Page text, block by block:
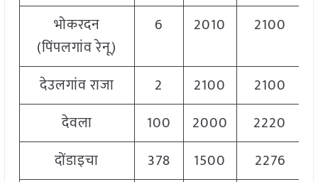
भोकरदन
(पिंपलगांव रेनू)
6 2010 2100
देउलगांव राजा 2 2100 2100
देवला
100 2000 2220
दोंडाइचा
378 1500 2276